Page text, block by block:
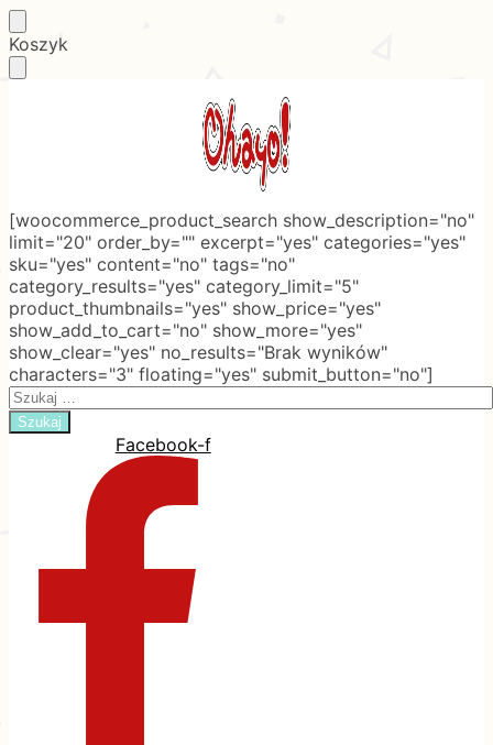
Skip
to
Skip
to
Koszyk
[woocommerce_product_search show_description="no"
limit="20" order_by="" excerpt="yes" categories="yes"
sku="yes" content="no" tags="no"
category_results="yes" category_limit="5"
product_thumbnails="yes" show_price="yes"
show_add_to_cart="no" show_more="yes"
show_clear="yes" no_results="Brak wyników"
characters="3" floating="yes" submit_button="no"]
Search
for:
Facebook-f